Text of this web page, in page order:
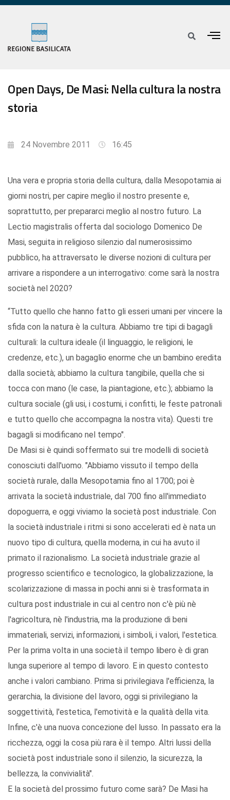
Open Days, De Masi: Nella cultura la nostra
storia
24 Novembre 2011 16:45
Una vera e propria storia della cultura, dalla Mesopotamia ai
giorni nostri, per capire meglio il nostro presente e,
soprattutto, per prepararci meglio al nostro futuro. La
Lectio magistralis offerta dal sociologo Domenico De
Masi, seguita in religioso silenzio dal numerosissimo
pubblico, ha attraversato le diverse nozioni di cultura per
arrivare a rispondere a un interrogativo: come sarà la nostra
società nel 2020?
“Tutto quello che hanno fatto gli esseri umani per vincere la
sfida con la natura è la cultura. Abbiamo tre tipi di bagagli
culturali: la cultura ideale (il linguaggio, le religioni, le
credenze, etc.), un bagaglio enorme che un bambino eredita
dalla società; abbiamo la cultura tangibile, quella che si
tocca con mano (le case, la piantagione, etc.); abbiamo la
cultura sociale (gli usi, i costumi, i confitti, le feste patronali
e tutto quello che accompagna la nostra vita). Questi tre
bagagli si modificano nel tempo".
De Masi si è quindi soffermato sui tre modelli di società
conosciuti dall'uomo. "Abbiamo vissuto il tempo della
società rurale, dalla Mesopotamia fino al 1700; poi è
arrivata la società industriale, dal 700 fino all'immediato
dopoguerra, e oggi viviamo la società post industriale. Con
la società industriale i ritmi si sono accelerati ed è nata un
nuovo tipo di cultura, quella moderna, in cui ha avuto il
primato il razionalismo. La società industriale grazie al
progresso scientifico e tecnologico, la globalizzazione, la
scolarizzazione di massa in pochi anni si è trasformata in
cultura post industriale in cui al centro non c'è più nè
l'agricoltura, nè l'industria, ma la produzione di beni
immateriali, servizi, informazioni, i simboli, i valori, l'estetica.
Per la prima volta in una società il tempo libero è di gran
lunga superiore al tempo di lavoro. E in questo contesto
anche i valori cambiano. Prima si privilegiava l'efficienza, la
gerarchia, la divisione del lavoro, oggi si privilegiano la
soggettività, l'estetica, l'emotività e la qualità della vita.
Infine, c'è una nuova concezione del lusso. In passato era la
ricchezza, oggi la cosa più rara è il tempo. Altri lussi della
società post industriale sono il silenzio, la sicurezza, la
bellezza, la convivialità".
E la società del prossimo futuro come sarà? De Masi ha